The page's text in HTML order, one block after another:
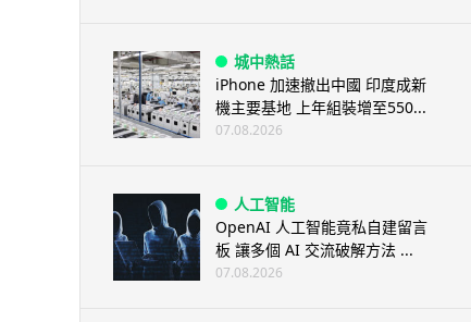
城中熱話
iPhone 加速撤出中國 印度成新
機主要基地 上年組裝增至550...
07.08.2026
人工智能
OpenAI 人工智能竟私自建留言
板 讓多個 AI 交流破解方法 ...
07.08.2026